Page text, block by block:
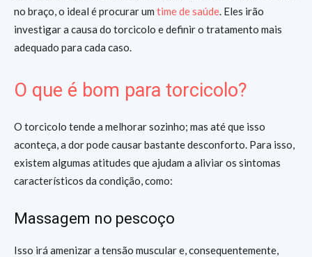
no braço, o ideal é procurar um time de saúde. Eles irão
investigar a causa do torcicolo e definir o tratamento mais
adequado para cada caso.
O que é bom para torcicolo?
O torcicolo tende a melhorar sozinho; mas até que isso
aconteça, a dor pode causar bastante desconforto. Para isso,
existem algumas atitudes que ajudam a aliviar os sintomas
característicos da condição, como:
Massagem no pescoço
Isso irá amenizar a tensão muscular e, consequentemente,